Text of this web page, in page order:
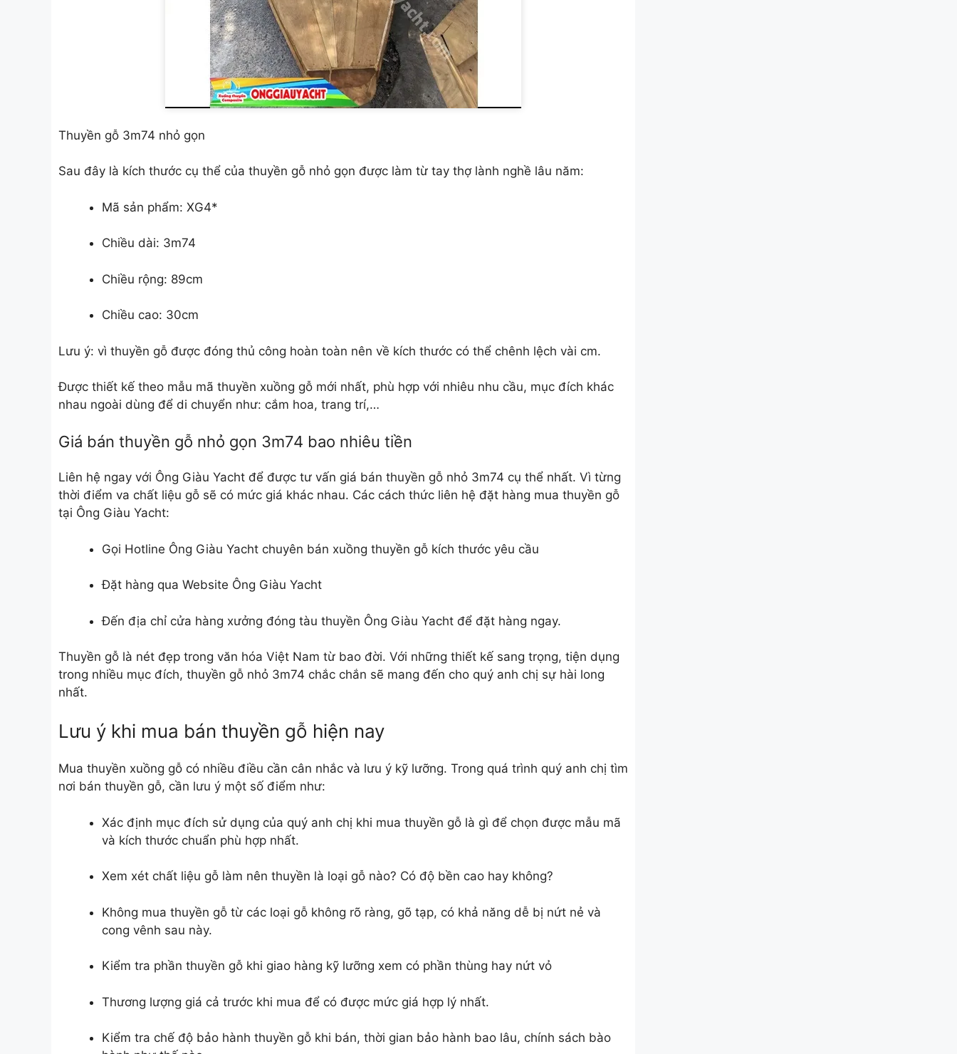
Thuyền gỗ 3m74 nhỏ gọn
Sau đây là kích thước cụ thể của thuyền gỗ nhỏ gọn được làm từ tay thợ lành nghề lâu năm:
Mã sản phẩm: XG4*
Chiều dài: 3m74
Chiều rộng: 89cm
Chiều cao: 30cm
Lưu ý: vì thuyền gỗ được đóng thủ công hoàn toàn nên về kích thước có thể chênh lệch vài cm.
Được thiết kế theo mẫu mã thuyền xuồng gỗ mới nhất, phù hợp với nhiêu nhu cầu, mục đích khác
nhau ngoài dùng để di chuyển như: cắm hoa, trang trí,…
Giá bán thuyền gỗ nhỏ gọn 3m74 bao nhiêu tiền
Liên hệ ngay với Ông Giàu Yacht để được tư vấn giá bán thuyền gỗ nhỏ 3m74 cụ thể nhất. Vì từng
thời điểm va chất liệu gỗ sẽ có mức giá khác nhau. Các cách thức liên hệ đặt hàng mua thuyền gỗ
tại Ông Giàu Yacht:
Gọi Hotline Ông Giàu Yacht chuyên bán xuồng thuyền gỗ kích thước yêu cầu
Đặt hàng qua Website Ông Giàu Yacht
Đến địa chỉ cửa hàng xưởng đóng tàu thuyền Ông Giàu Yacht để đặt hàng ngay.
Thuyền gỗ là nét đẹp trong văn hóa Việt Nam từ bao đời. Với những thiết kế sang trọng, tiện dụng
trong nhiều mục đích, thuyền gỗ nhỏ 3m74 chắc chắn sẽ mang đến cho quý anh chị sự hài long
nhất.
Lưu ý khi mua bán thuyền gỗ hiện nay
Mua thuyền xuồng gỗ có nhiều điều cần cân nhắc và lưu ý kỹ lưỡng. Trong quá trình quý anh chị tìm
nơi bán thuyền gỗ, cần lưu ý một số điểm như:
Xác định mục đích sử dụng của quý anh chị khi mua thuyền gỗ là gì để chọn được mẫu mã
và kích thước chuẩn phù hợp nhất.
Xem xét chất liệu gỗ làm nên thuyền là loại gỗ nào? Có độ bền cao hay không?
Không mua thuyền gỗ từ các loại gỗ không rõ ràng, gõ tạp, có khả năng dễ bị nứt nẻ và
cong vênh sau này.
Kiểm tra phần thuyền gỗ khi giao hàng kỹ lưỡng xem có phần thùng hay nứt vỏ
Thương lượng giá cả trước khi mua để có được mức giá hợp lý nhất.
Kiểm tra chế độ bảo hành thuyền gỗ khi bán, thời gian bảo hành bao lâu, chính sách bào